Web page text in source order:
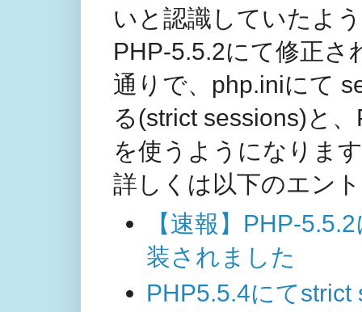
いと認識していたよ
PHP-5.5.2にて修正
通りで、php.iniにて
る(strict sessions)と
を使うようになりま
詳しくは以下のエン
【速報】PHP-
装されました
PHP5.5.4にて